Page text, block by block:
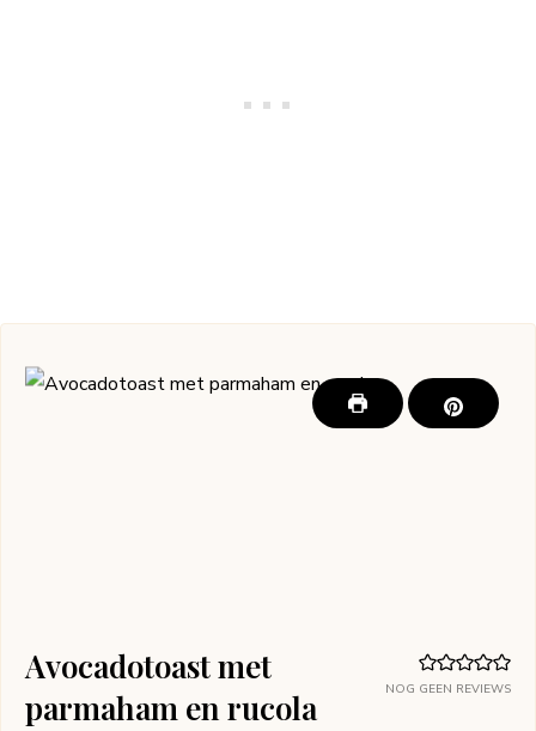
NOG GEEN REVIEWS
Avocadotoast met
parmaham en rucola